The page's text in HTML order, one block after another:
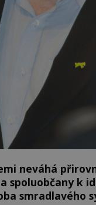
neváhá
spoluobčany k
smradlavého